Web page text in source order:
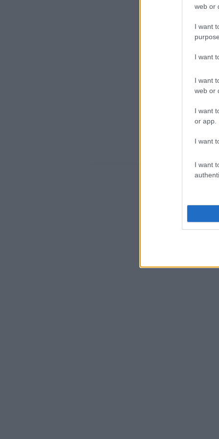
web or
I want
I want
I want
web or
I want
or app.
I want
I want